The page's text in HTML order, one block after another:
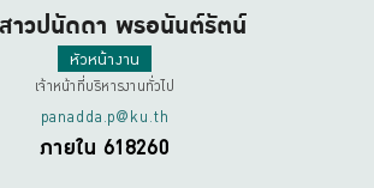
าวปนัดดา พรอนันต์รัตน์
หัวหน้างาน
เจ้าหน้าที่บริหารงานทั่วไป
panadda.p@ku.th
ภายใน 618260